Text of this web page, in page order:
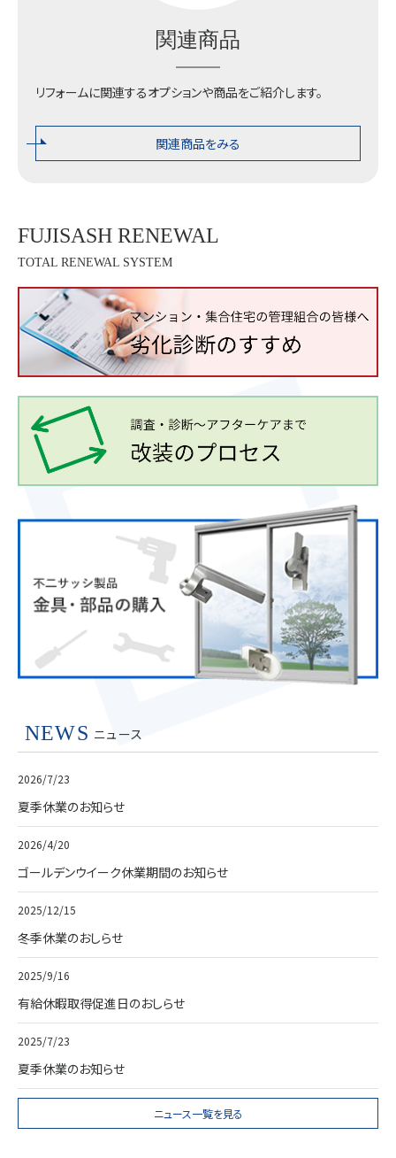
関連商品
リフォームに関連するオプションや商品をご紹介します。
関連商品をみる
FUJISASH RENEWAL
TOTAL RENEWAL SYSTEM
NEWS ニュース
2026/7/23
夏季休業のお知らせ
2026/4/20
ゴールデンウイーク休業期間のお知らせ
2025/12/15
冬季休業のおしらせ
2025/9/16
有給休暇取得促進日のおしらせ
2025/7/23
夏季休業のお知らせ
ニュース一覧を見る